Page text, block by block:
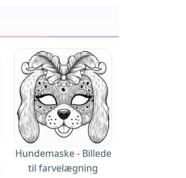
Hundemaske - Billede
til farvelægning